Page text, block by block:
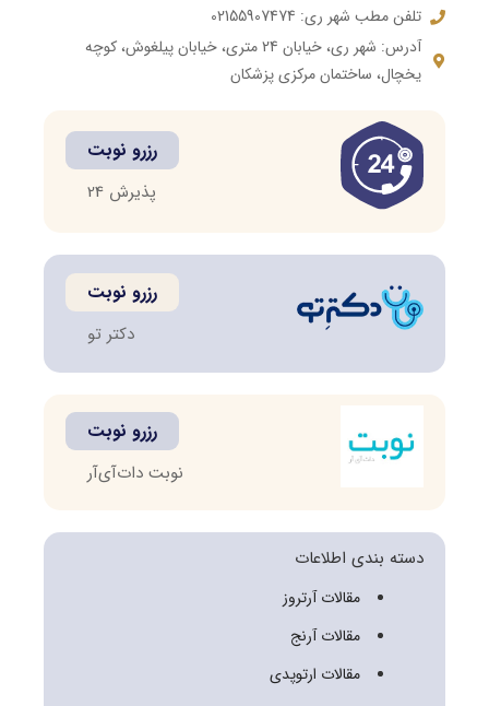
تلفن مطب شهر ری: 02155907474
آدرس: شهر ری، خیابان 24 متری، خیابان پیلغوش، کوچه
یخچال، ساختمان مرکزی پزشکان
رزرو نوبت
پذیرش 24
رزرو نوبت
دکتر تو
رزرو نوبت
نوبت دات‌آی‌آر
دسته بندی اطلاعات
مقالات آرتروز
مقالات آرنج
مقالات ارتوپدی